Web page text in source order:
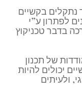
נתקלים בקשיים
לפתרון ע”י
בדבר טכניקוץ
של תכנון
יכולים להיות
ולעיתים